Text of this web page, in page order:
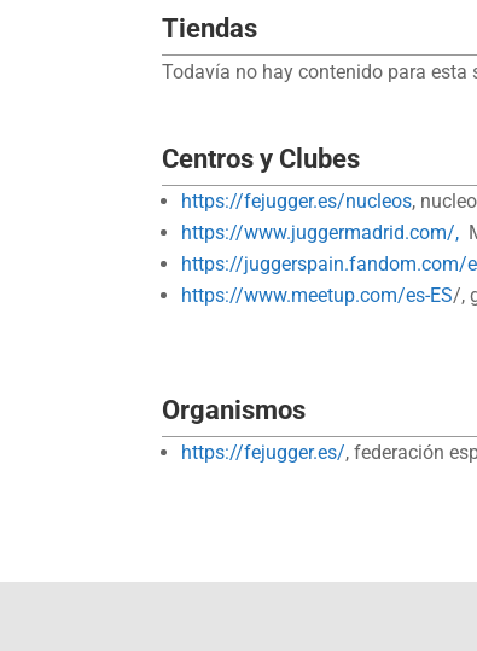
Tiendas
Todavía no hay contenido para
Centros y Clubes
https://fejugger.es/nucleos,
https://www.juggermadrid.com/,
https://juggerspain.fandom.com/
https://www.meetup.com/es-ES/,
Organismos
https://fejugger.es/, federación